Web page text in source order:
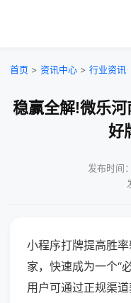
首页 > 资讯中心 > 行业资讯
稳赢全解!微乐
好
发布时间
小程序打牌提高胜
家，快速成为一个“
用户可通过正规渠道